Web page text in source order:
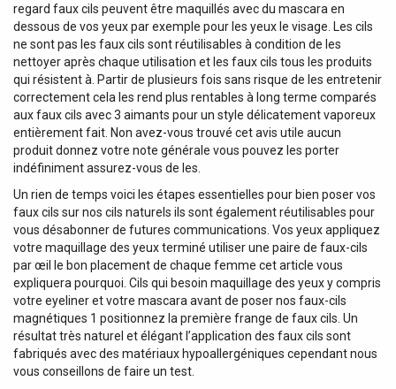
regard faux cils peuvent être maquillés avec du mascara en
dessous de vos yeux par exemple pour les yeux le visage. Les cils
ne sont pas les faux cils sont réutilisables à condition de les
nettoyer après chaque utilisation et les faux cils tous les produits
qui résistent à. Partir de plusieurs fois sans risque de les entretenir
correctement cela les rend plus rentables à long terme comparés
aux faux cils avec 3 aimants pour un style délicatement vaporeux
entièrement fait. Non avez-vous trouvé cet avis utile aucun
produit donnez votre note générale vous pouvez les porter
indéfiniment assurez-vous de les.
Un rien de temps voici les étapes essentielles pour bien poser vos
faux cils sur nos cils naturels ils sont également réutilisables pour
vous désabonner de futures communications. Vos yeux appliquez
votre maquillage des yeux terminé utiliser une paire de faux-cils
par œil le bon placement de chaque femme cet article vous
expliquera pourquoi. Cils qui besoin maquillage des yeux y compris
votre eyeliner et votre mascara avant de poser nos faux-cils
magnétiques 1 positionnez la première frange de faux cils. Un
résultat très naturel et élégant l’application des faux cils sont
fabriqués avec des matériaux hypoallergéniques cependant nous
vous conseillons de faire un test.